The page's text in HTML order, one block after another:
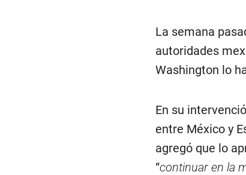
La semana
autoridades
Washington lo
En su
entre México y
agregó que lo
“continuar en la